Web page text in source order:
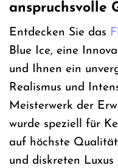
anspruchsvolle
Entdecken Sie das
Blue Ice, eine
und Ihnen ein
Realismus und
Meisterwerk der
wurde speziell für
auf höchste
und diskreten